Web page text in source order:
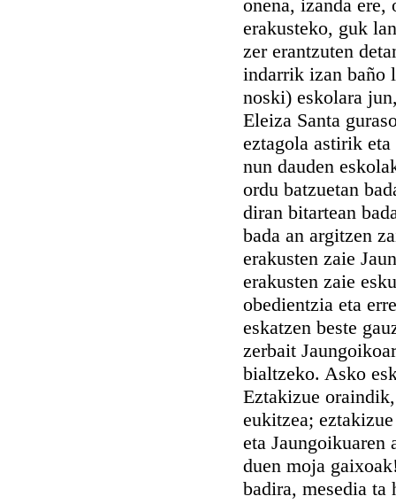
onena, izanda ere,
erakusteko, guk
zer erantzuten
indarrik izan baño
noski) eskolara
Eleiza Santa
eztagola astirik
nun dauden
ordu batzuetan
diran bitartean
bada an argitzen
erakusten zaie
erakusten zaie
obedientzia eta
eskatzen beste
zerbait
bialtzeko. Asko
Eztakizue
eukitzea;
eta Jaungoikuaren
duen moja
badira, mesedia ta